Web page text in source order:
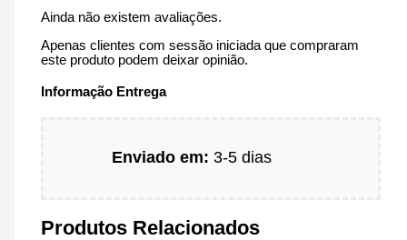
Ainda não existem avaliações.
Apenas clientes com sessão iniciada que compraram
este produto podem deixar opinião.
Informação Entrega
Enviado em: 3-5 dias
Produtos Relacionados